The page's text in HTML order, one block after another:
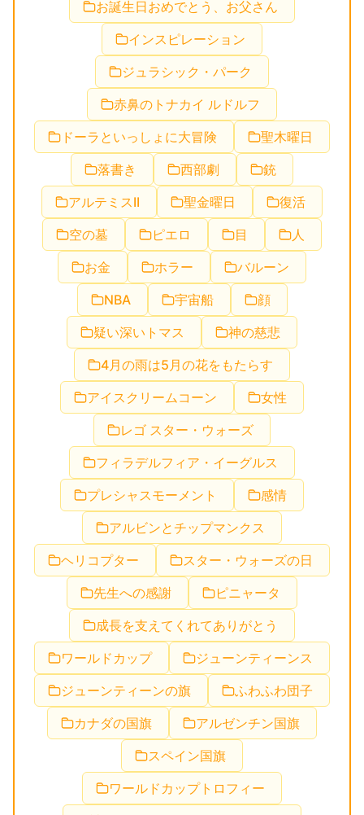
お誕生日おめでとう、お父さん
インスピレーション
ジュラシック・パーク
赤鼻のトナカイ ルドルフ
ドーラといっしょに大冒険
聖木曜日
落書き
西部劇
銃
アルテミスII
聖金曜日
復活
空の墓
ピエロ 目
人
お金
ホラー
バルーン
NBA
宇宙船
顔
疑い深いトマス
神の慈悲
4月の雨は5月の花をもたらす
アイスクリームコーン
女性
レゴ スター・ウォーズ
フィラデルフィア・イーグルス
プレシャスモーメント
感情
アルビンとチップマンクス
ヘリコプター
スター・ウォーズの日
先生への感謝
ピニャータ
成長を支えてくれてありがとう
ワールドカップ
ジューンティーンス
ジューンティーンの旗
ふわふわ団子
カナダの国旗
アルゼンチン国旗
スペイン国旗
ワールドカップトロフィー